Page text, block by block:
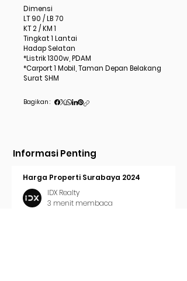
Dimensi
LT 90 / LB 70
KT 2 / KM 1
Tingkat 1 Lantai
Hadap Selatan
*Listrik 1300w, PDAM
*Carport 1 Mobil, Taman Depan Belakang
Surat SHM
Bagikan :
Informasi Penting
Harga Properti Surabaya 2024
IDX Realty
3 menit membaca